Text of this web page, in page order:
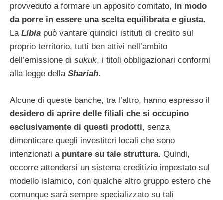
provveduto a formare un apposito comitato, in modo
da porre in essere una scelta equilibrata e giusta.
La Libia può vantare quindici istituti di credito sul
proprio territorio, tutti ben attivi nell’ambito
dell’emissione di sukuk, i titoli obbligazionari conformi
alla legge della Shariah.
Alcune di queste banche, tra l’altro, hanno espresso il
desidero di aprire delle filiali che si occupino
esclusivamente di questi prodotti, senza
dimenticare quegli investitori locali che sono
intenzionati apuntare su tale struttura. Quindi,
occorre attendersi un sistema creditizio impostato sul
modello islamico, con qualche altro gruppo estero che
comunque sarà sempre specializzato su tali